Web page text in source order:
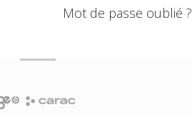
Mot de passe oublié ?